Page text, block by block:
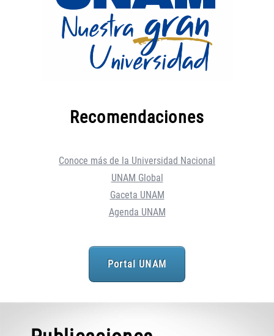
Recomendaciones
Conoce más de la Universidad Nacional
UNAM Global
Gaceta UNAM
Agenda UNAM
Portal UNAM